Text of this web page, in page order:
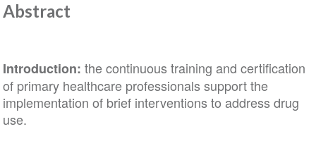
Abstract
Introduction: the continuous training and certification
of primary healthcare professionals support the
implementation of brief interventions to address drug
use.